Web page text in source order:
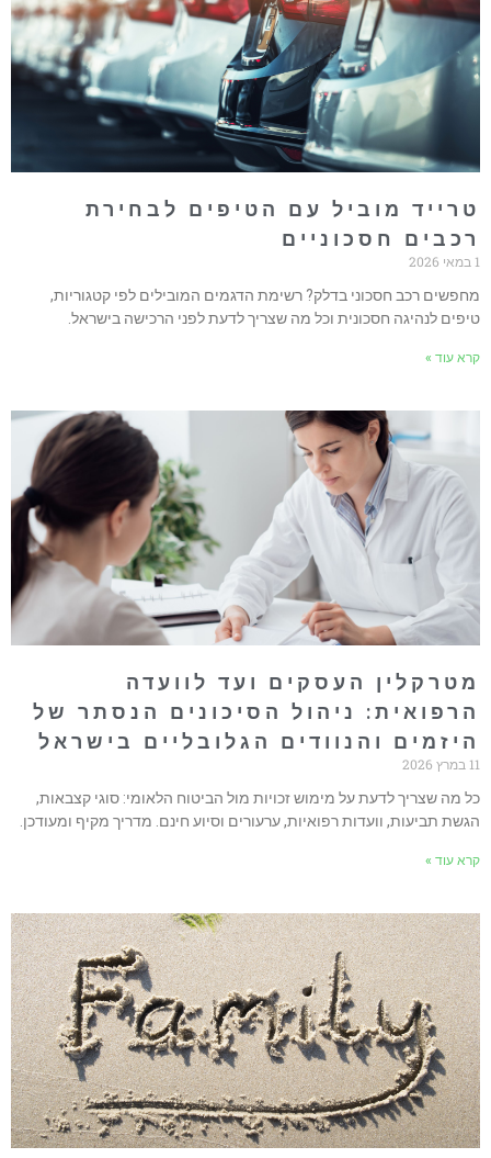
מוביל עם הטיפים לבחירת
חסכוניים
רכב חסכוני בדלק? רשימת הדגמים המובילים לפי קטגוריות,
לנהיגה חסכונית וכל מה שצריך לדעת לפני הרכישה בישראל.
עוד »
העסקים ועד לוועדה
ניהול הסיכונים הנסתר של
והנוודים הגלובליים בישראל
מה שצריך לדעת על מימוש זכויות מול הביטוח הלאומי: סוגי קצבאות,
תביעות, וועדות רפואיות, ערעורים וסיוע חינם. מדריך מקיף ומעודכן.
עוד »